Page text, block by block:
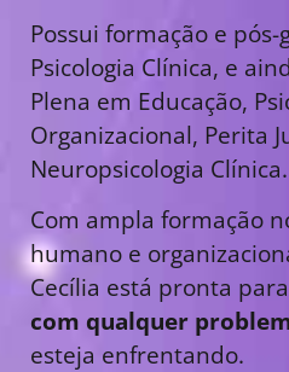
Possui formação e
Psicologia Clínica, e
Plena em Educação,
Organizacional, Perita
Neuropsicologia Clínica.
Com ampla formação
humano e
Cecília está pronta para
com qualquer
esteja enfrentando.